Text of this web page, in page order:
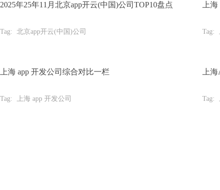
2025年25年11月北京app开云(中国)公司TOP10盘点
Tag: 北京app开云(中国)公司
上
Tag:
上海 app 开发公司综合对比一栏
Tag: 上海 app 开发公司
上
Tag: